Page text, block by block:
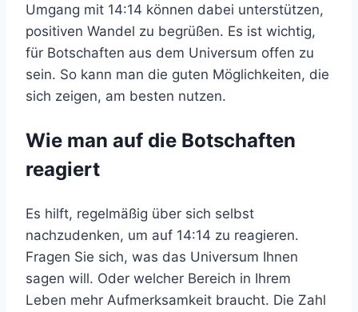
Umgang mit 14:14 können dabei unterstützen,
positiven Wandel zu begrüßen. Es ist wichtig,
für Botschaften aus dem Universum offen zu
sein. So kann man die guten Möglichkeiten, die
sich zeigen, am besten nutzen.
Wie man auf die Botschaften
reagiert
Es hilft, regelmäßig über sich selbst
nachzudenken, um auf 14:14 zu reagieren.
Fragen Sie sich, was das Universum Ihnen
sagen will. Oder welcher Bereich in Ihrem
Leben mehr Aufmerksamkeit braucht. Die Zahl